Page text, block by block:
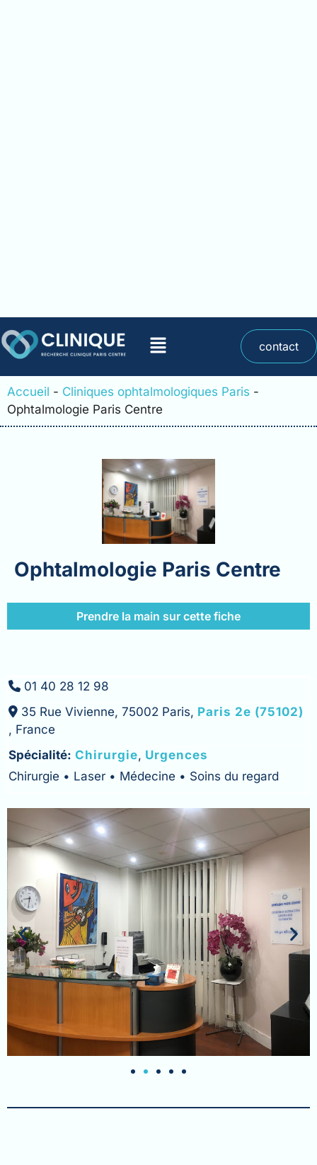
contact
Accueil - Cliniques ophtalmologiques Paris -
Ophtalmologie Paris Centre
Ophtalmologie Paris Centre
Prendre la main sur cette fiche
01 40 28 12 98
35 Rue Vivienne, 75002 Paris, Paris 2e (75102)
, France
Spécialité: Chirurgie, Urgences
Chirurgie • Laser • Médecine • Soins du regard